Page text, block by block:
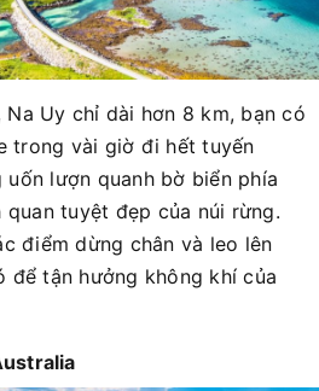
Uy chỉ dài hơn 8 km, bạn có
trong vài giờ đi hết tuyến
lượn quanh bờ biển phía
tuyệt đẹp của núi rừng.
điểm dừng chân và leo lên
để tận hưởng không khí của